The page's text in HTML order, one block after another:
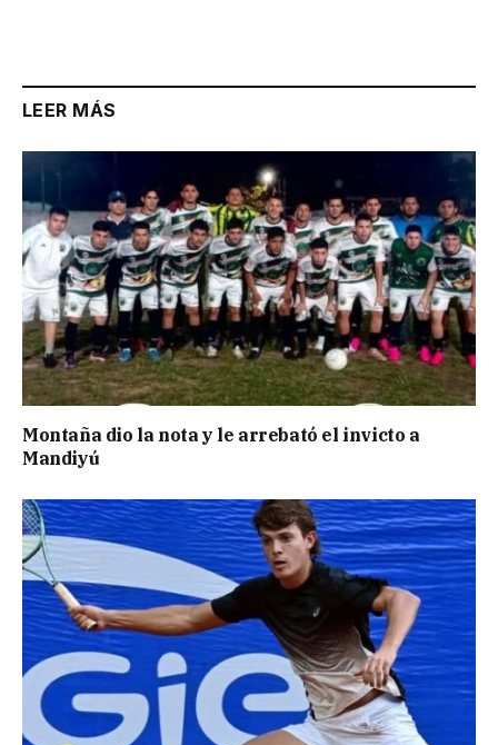
LEER MÁS
Montaña dio la nota y le arrebató el invicto a
Mandiyú